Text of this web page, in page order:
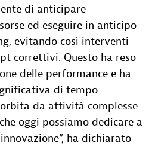
di anticipare
ed eseguire in anticipo
evitando così interventi
correttivi. Questo ha reso
delle performance e ha
di tempo –
da attività complesse
oggi possiamo dedicare a
ha dichiarato